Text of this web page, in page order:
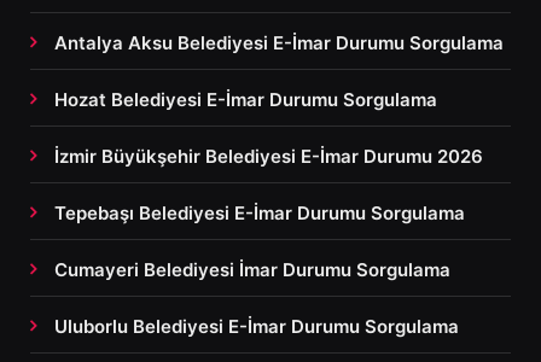
Antalya Aksu Belediyesi E-İmar Durumu Sorgulama
Hozat Belediyesi E-İmar Durumu Sorgulama
İzmir Büyükşehir Belediyesi E-İmar Durumu 2026
Tepebaşı Belediyesi E-İmar Durumu Sorgulama
Cumayeri Belediyesi İmar Durumu Sorgulama
Uluborlu Belediyesi E-İmar Durumu Sorgulama